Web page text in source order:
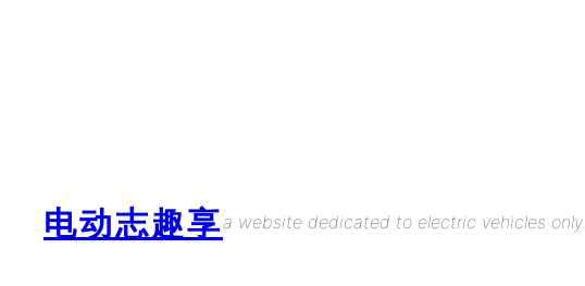
电动志趣享a website dedicated to electric vehicles only.